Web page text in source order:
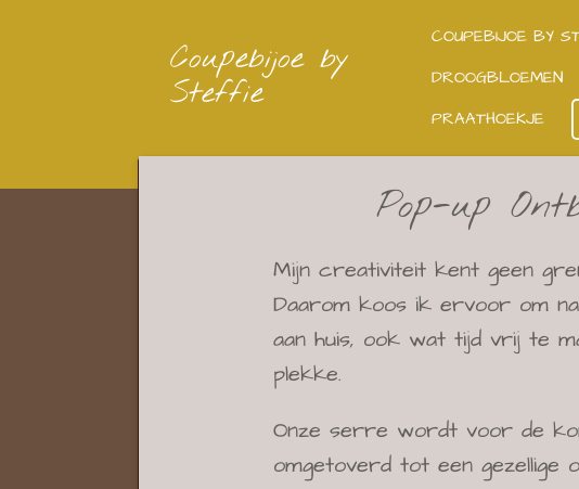
hoofdinhoud
Coupebijoe by
Steffie
COUPEBIJOE BY
DROOGBLOEMEN
PRAATHOEKJE
Pop-up
Mijn creativiteit kent geen
Daarom koos ik ervoor om
aan huis, ook wat tijd vrij te
plekke.
Onze serre wordt voor de
omgetoverd tot een gezellige